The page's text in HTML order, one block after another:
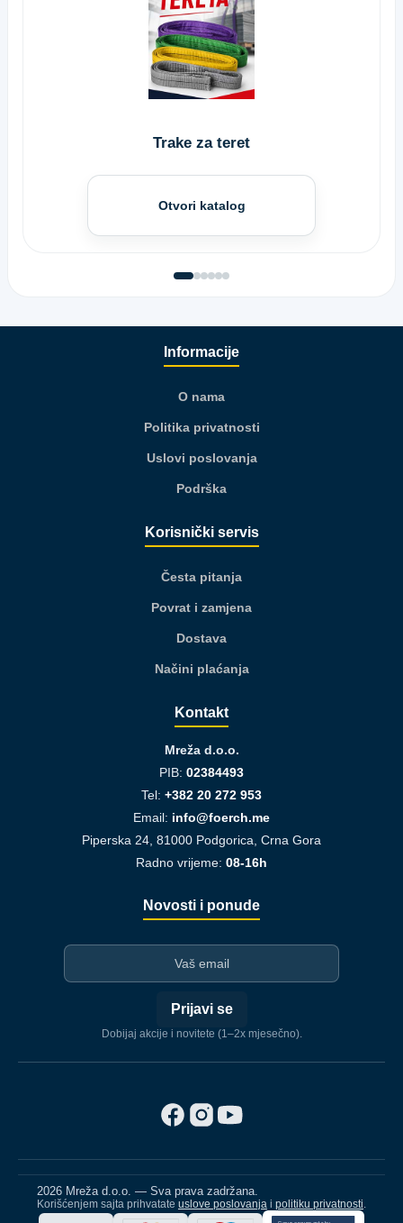
Trake za teret
Otvori katalog
Informacije
O nama
Politika privatnosti
Uslovi poslovanja
Podrška
Korisnički servis
Česta pitanja
Povrat i zamjena
Dostava
Načini plaćanja
Kontakt
Mreža d.o.o.
PIB: 02384493
Tel: +382 20 272 953
Email: info@foerch.me
Piperska 24, 81000 Podgorica, Crna Gora
Radno vrijeme: 08-16h
Novosti i ponude
Prijavi se
Dobijaj akcije i novitete (1–2x mjesečno).
2026 Mreža d.o.o. — Sva prava zadržana.
Korišćenjem sajta prihvatate uslove poslovanja i politiku privatnosti.